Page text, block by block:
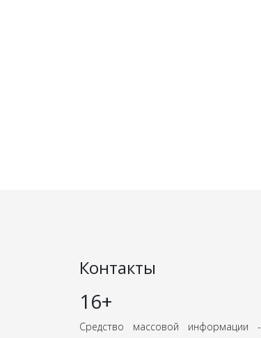
Контакты
16+
Средство массовой информации -